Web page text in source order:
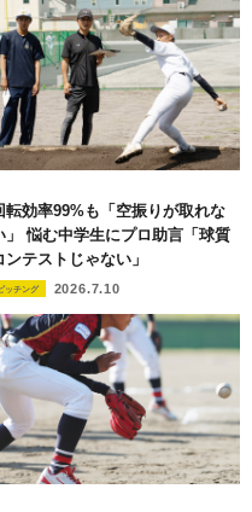
転効率99%も「空振りが取れな
」 悩む中学生にプロ助言「球質
ンテストじゃない」
ッチング 2026.7.10